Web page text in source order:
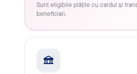
Sunt eligibile plățile cu cardul și
beneficiari.